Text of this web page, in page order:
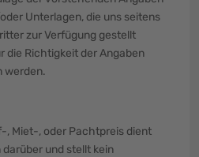
Unterlagen, die uns seitens
zur Verfügung gestellt
die Richtigkeit der Angaben
werden.
, Miet-, oder Pachtpreis dient
und stellt kein